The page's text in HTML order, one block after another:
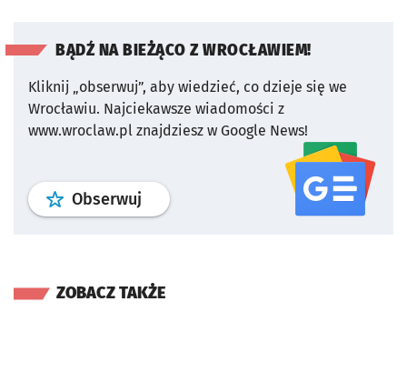
BĄDŹ NA BIEŻĄCO Z WROCŁAWIEM!
Kliknij „obserwuj”, aby wiedzieć, co dzieje się we
Wrocławiu. Najciekawsze wiadomości z
www.wroclaw.pl znajdziesz w Google News!
Obserwuj profil serwisu
ZOBACZ TAKŻE